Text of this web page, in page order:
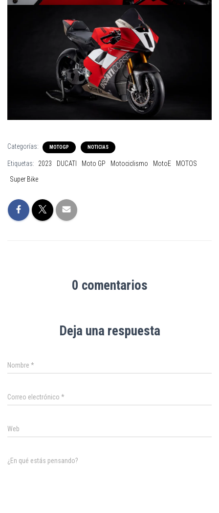
Categorías: MOTOGP NOTICIAS
Etiquetas: 2023 DUCATI Moto GP Motociclismo MotoE
MOTOS
Super Bike
0 comentarios
Deja una respuesta
Nombre *
Correo electrónico *
Web
¿En qué estás pensando?